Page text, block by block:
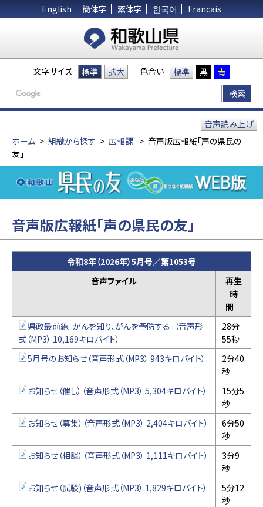
English 簡体字 繁体字 한국어 Francais
文字サイズ 標準 拡大 色合い 標準 黒 青
ホーム > 組織から探す > 広報課 > 音声版広報紙「声の県民の
友」
音声読み上げ
音声版広報紙「声の県民の友」
令和8年（2026年）5月号／第1053号
音声ファイル
再生
時
間
県政最前線「がんを知り、がんを予防する」（音声形
式（MP3） 10,169キロバイト）
28分
55秒
5月号のお知らせ（音声形式（MP3） 943キロバイト）
2分40
秒
お知らせ（催し）（音声形式（MP3） 5,304キロバイト）
15分5
秒
お知らせ（募集）（音声形式（MP3） 2,404キロバイト）
6分50
秒
お知らせ（相談）（音声形式（MP3） 1,111キロバイト）
3分9
秒
お知らせ（試験)（音声形式（MP3） 1,829キロバイト）
5分12
秒